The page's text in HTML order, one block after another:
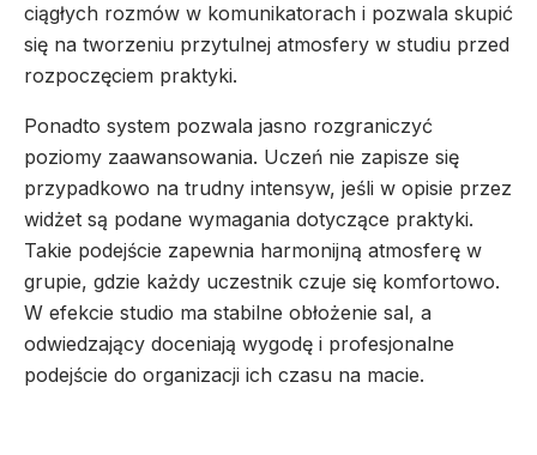
ciągłych rozmów w komunikatorach i pozwala skupić
się na tworzeniu przytulnej atmosfery w studiu przed
rozpoczęciem praktyki.
Ponadto system pozwala jasno rozgraniczyć
poziomy zaawansowania. Uczeń nie zapisze się
przypadkowo na trudny intensyw, jeśli w opisie przez
widżet są podane wymagania dotyczące praktyki.
Takie podejście zapewnia harmonijną atmosferę w
grupie, gdzie każdy uczestnik czuje się komfortowo.
W efekcie studio ma stabilne obłożenie sal, a
odwiedzający doceniają wygodę i profesjonalne
podejście do organizacji ich czasu na macie.